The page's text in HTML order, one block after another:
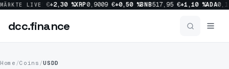
MÄRKTE LIVE
%SOL 65,42 €+2,30 %XRP0,9009 €+0,50 %BNB517,95 €+1,10 %ADA
dcc.finance
Home /Coins /USDD
dcc.finance